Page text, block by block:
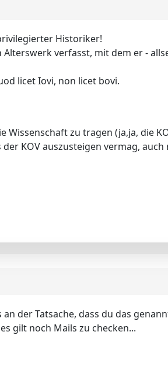
Historiker!
verfasst, mit dem er -
licet Iovi, non licet bovi.
Wissenschaft zu tragen (ja,ja, die
KOV auszusteigen vermag, auch
der Tatsache, dass du das
gilt noch Mails zu checken...